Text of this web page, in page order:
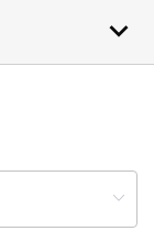
keyboard_arrow_down